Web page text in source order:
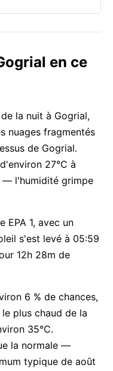
en ce
la nuit à Gogrial,
nuages fragmentés
de Gogrial.
27°C à
— l'humidité grimpe
1, avec un
s'est levé à 05:59
12h 28m de
6 % de chances,
plus chaud de la
35°C.
la normale —
typique de août